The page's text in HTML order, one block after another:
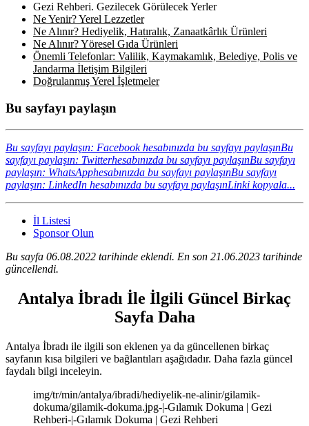
Gezi Rehberi. Gezilecek Görülecek Yerler
Ne Yenir? Yerel Lezzetler
Ne Alınır? Hediyelik, Hatıralık, Zanaatkârlık Ürünleri
Ne Alınır? Yöresel Gıda Ürünleri
Önemli Telefonlar: Valilik, Kaymakamlık, Belediye, Polis ve
Jandarma İletişim Bilgileri
Doğrulanmış Yerel İşletmeler
Bu sayfayı paylaşın
Bu sayfayı paylaşın: Facebook hesabınızda bu sayfayı paylaşınBu
sayfayı paylaşın: Twitterhesabınızda bu sayfayı paylaşınBu sayfayı
paylaşın: WhatsApphesabınızda bu sayfayı paylaşınBu sayfayı
paylaşın: LinkedIn hesabınızda bu sayfayı paylaşınLinki kopyala...
İl Listesi
Sponsor Olun
Bu sayfa 06.08.2022 tarihinde eklendi. En son 21.06.2023 tarihinde
güncellendi.
Antalya İbradı İle İlgili Güncel Birkaç
Sayfa Daha
Antalya İbradı ile ilgili son eklenen ya da güncellenen birkaç
sayfanın kısa bilgileri ve bağlantıları aşağıdadır. Daha fazla güncel
faydalı bilgi inceleyin.
img/tr/min/antalya/ibradi/hediyelik-ne-alinir/gilamik-
dokuma/gilamik-dokuma.jpg-|-Gılamık Dokuma | Gezi
Rehberi-|-Gılamık Dokuma | Gezi Rehberi